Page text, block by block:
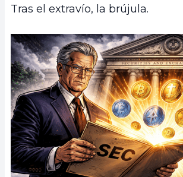
Tras el extravío, la brújula.